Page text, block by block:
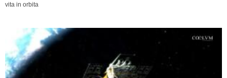
vita in orbita